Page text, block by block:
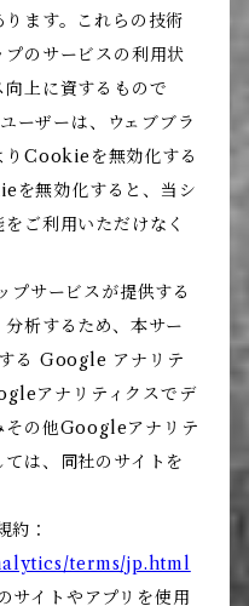
ます。これらの技術
のサービスの利用状
上に資するもので
ーザーは、ウェブブラ
りCookieを無効化する
を無効化すると、当シ
ご利用いただけなく
プサービスが提供する
析するため、本サー
る Google アナリテ
アナリティクスでデ
その他Googleアナリテ
は、同社のサイトを
：
terms/jp.html
イトやアプリを使用